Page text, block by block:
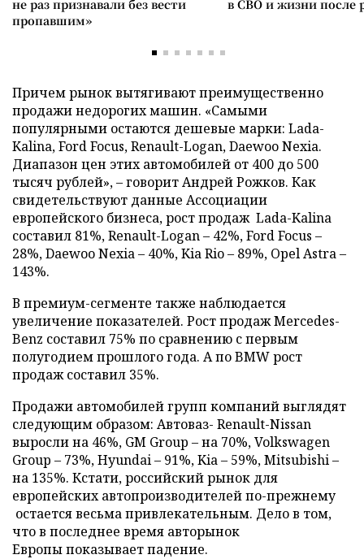
не раз признавали без вести
пропавшим»
в СВО и жизни после
Причем рынок вытягивают преимущественно
продажи недорогих машин. «Самыми
популярными остаются дешевые марки: Lada-
Kalina, Ford Focus, Renault-Logan, Daewoo Nexia.
Диапазон цен этих автомобилей от 400 до 500
тысяч рублей», – говорит Андрей Рожков. Как
свидетельствуют данные Ассоциации
европейского бизнеса, рост продаж Lada-Kalina
составил 81%, Renault-Logan – 42%, Ford Focus –
28%, Daewoo Nexia – 40%, Kia Rio – 89%, Opel Astra –
143%.
В премиум-сегменте также наблюдается
увеличение показателей. Рост продаж Mercedes-
Benz составил 75% по сравнению с первым
полугодием прошлого года. А по BMW рост
продаж составил 35%.
Продажи автомобилей групп компаний выглядят
следующим образом: Автоваз- Renault-Nissan
выросли на 46%, GM Group – на 70%, Volkswagen
Group – 73%, Hyundai – 91%, Kia – 59%, Mitsubishi –
на 135%. Кстати, российский рынок для
европейских автопроизводителей по-прежнему
остается весьма привлекательным. Дело в том,
что в последнее время авторынок
Европы показывает падение.